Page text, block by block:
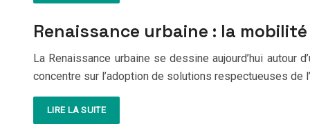
Renaissance urbaine : la
La Renaissance urbaine se dessine aujourd’hui
concentre sur l’adoption de solutions respectueuses
LIRE LA SUITE